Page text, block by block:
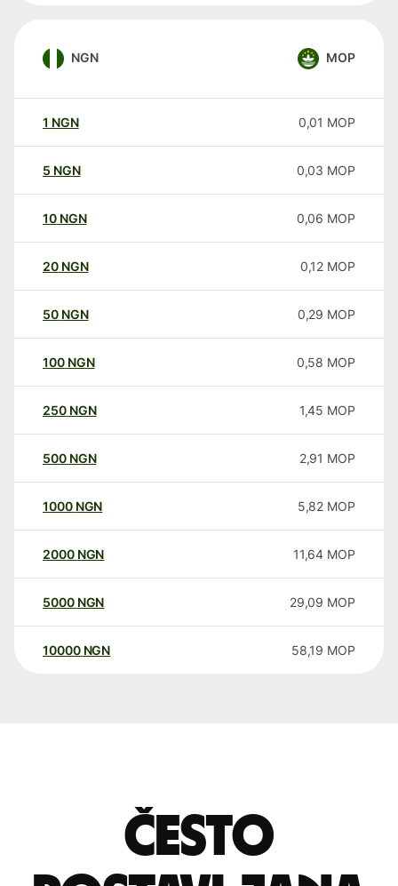
NGN MOP
1 NGN 0,01 MOP
5 NGN 0,03 MOP
10 NGN 0,06 MOP
20 NGN 0,12 MOP
50 NGN 0,29 MOP
100 NGN 0,58 MOP
250 NGN 1,45 MOP
500 NGN 2,91 MOP
1000 NGN 5,82 MOP
2000 NGN 11,64 MOP
5000 NGN 29,09 MOP
10000 NGN 58,19 MOP
Često